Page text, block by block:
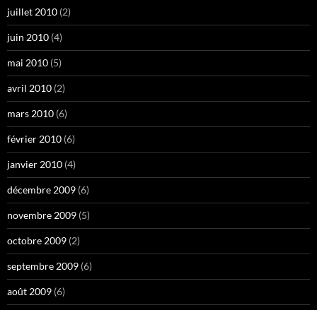
juillet 2010 (2)
juin 2010 (4)
mai 2010 (5)
avril 2010 (2)
mars 2010 (6)
février 2010 (6)
janvier 2010 (4)
décembre 2009 (6)
novembre 2009 (5)
octobre 2009 (2)
septembre 2009 (6)
août 2009 (6)